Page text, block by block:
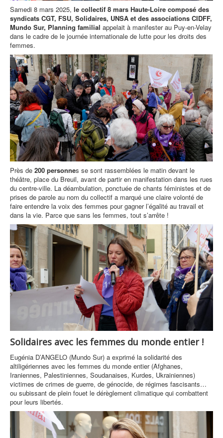
Samedi 8 mars 2025, le collectif 8 mars Haute-Loire composé des
syndicats CGT, FSU, Solidaires, UNSA et des associations CIDFF,
Mundo Sur, Planning familial appelait à manifester au Puy-en-Velay
dans le cadre de le journée internationale de lutte pour les droits des
femmes.
Près de 200 personnes se sont rassemblées le matin devant le
théâtre, place du Breuil, avant de partir en manifestation dans les rues
du centre-ville. La déambulation, ponctuée de chants féministes et de
prises de parole au nom du collectif a marqué une claire volonté de
faire entendre la voix des femmes pour gagner l’égalité au travail et
dans la vie. Parce que sans les femmes, tout s’arrête !
Solidaires avec les femmes du monde entier !
Eugénia D’ANGELO (Mundo Sur) a exprimé la solidarité des
altiligériennes avec les femmes du monde entier (Afghanes,
Iraniennes, Palestiniennes, Soudanaises, Kurdes, Ukrainiennes)
victimes de crimes de guerre, de génocide, de régimes fascisants…
ou subissant de plein fouet le dérèglement climatique qui combattent
pour leurs libertés.